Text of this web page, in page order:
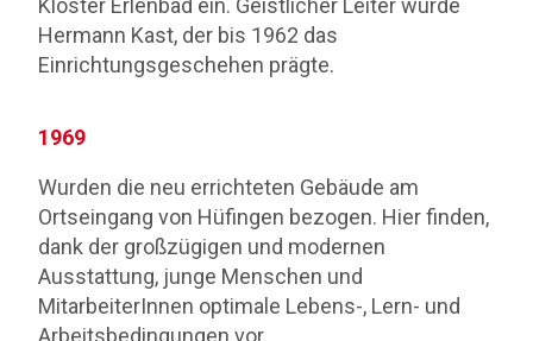
Kloster Erlenbad ein. Geistlicher Leiter wurde
Hermann Kast, der bis 1962 das
Einrichtungsgeschehen prägte.
1969
Wurden die neu errichteten Gebäude am
Ortseingang von Hüfingen bezogen. Hier finden,
dank der großzügigen und modernen
Ausstattung, junge Menschen und
MitarbeiterInnen optimale Lebens-, Lern- und
Arbeitsbedingungen vor.